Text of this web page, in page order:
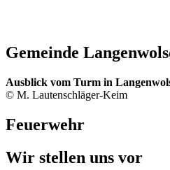
Gemeinde
Ausblick vom Turm in
© M. Lautenschläger-Keim
Feuerwehr
Wir stellen uns vor